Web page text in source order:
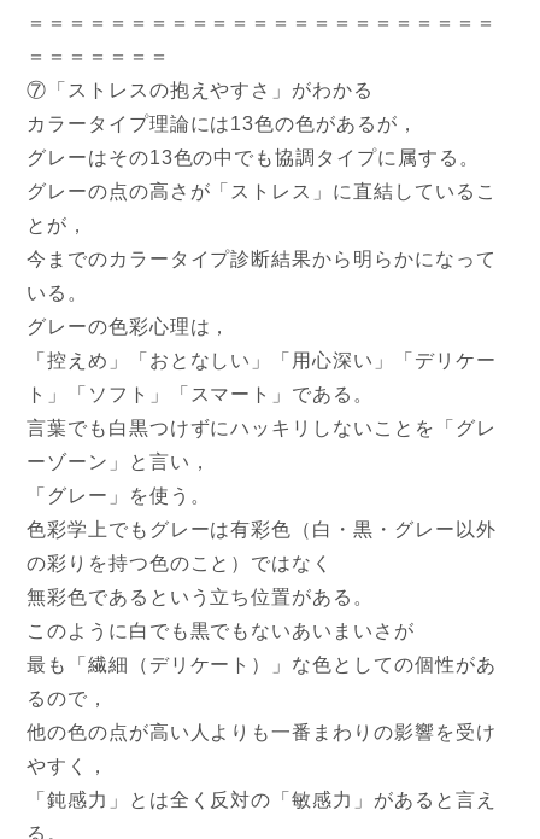
＝＝＝＝＝＝＝＝＝＝＝＝＝＝＝＝＝＝＝＝＝＝＝
＝＝＝＝＝＝＝
⑦「ストレスの抱えやすさ」がわかる
カラータイプ理論には13色の色があるが，
グレーはその13色の中でも協調タイプに属する。
グレーの点の高さが「ストレス」に直結しているこ
とが，
今までのカラータイプ診断結果から明らかになって
いる。
グレーの色彩心理は，
「控えめ」「おとなしい」「用心深い」「デリケー
ト」「ソフト」
「スマート」である。
言葉でも白黒つけずにハッキリしないことを「グレ
ーゾーン」と言い，
「グレー」を使う。
色彩学上でもグレーは有彩色（白・黒・グレー以外
の彩りを持つ色のこと）ではなく
無彩色であるという立ち位置がある。
このように白でも黒でもないあいまいさが
最も「繊細（デリケート）」な色としての個性があ
るので，
他の色の点が高い人よりも一番まわりの影響を受け
やすく，
「鈍感力」とは全く反対の「敏感力」があると言え
る。